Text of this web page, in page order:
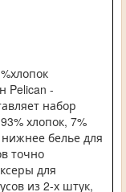
Pelican -
набор
хлопок, 7%
белье для
точно
для
из 2-х штук,